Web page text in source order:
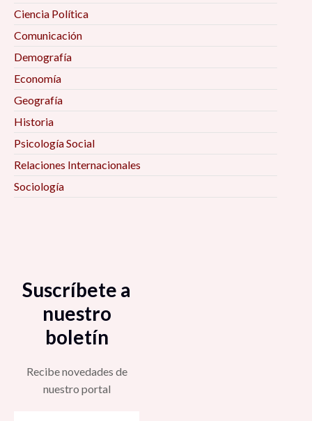
Ciencia Política
Comunicación
Demografía
Economía
Geografía
Historia
Psicología Social
Relaciones Internacionales
Sociología
Suscríbete a
nuestro
boletín
Recibe novedades de
nuestro portal